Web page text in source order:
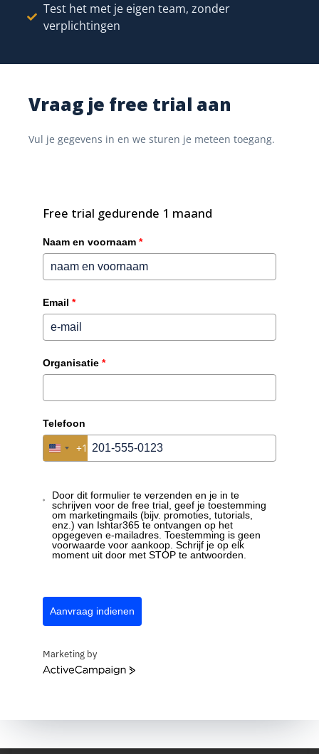
Anomalieën —Ishtar365 vlagt assets die je verwachtte
JAARRONDGANG 2026 · BRUSSEL HQ
147/18082% gescand
42/45
schermen
68/72
🦺
PPE & werkkledij
17u
KEURING · TL-2087
Ladder aluminium 4m
● Goedgekeurd
Antislip-voetjes intact
Veiligheidssticker leesbaar
Test het met je eigen team, zonder
verplichtingen
Vraag je free trial aan
Vul je gegevens in en we sturen je meteen toegang.
Free trial gedurende 1 maand
Naam en voornaam *
Email *
Organisatie *
Telefoon
United States +1
+1
United States +1
+1
Door dit formulier te verzenden en je in te
schrijven voor de free trial, geef je toestemming
om marketingmails (bijv. promoties, tutorials,
enz.) van Ishtar365 te ontvangen op het
opgegeven e-mailadres. Toestemming is geen
voorwaarde voor aankoop. Schrijf je op elk
moment uit door met STOP te antwoorden.
Aanvraag indienen
Marketing by
ActiveCampaign